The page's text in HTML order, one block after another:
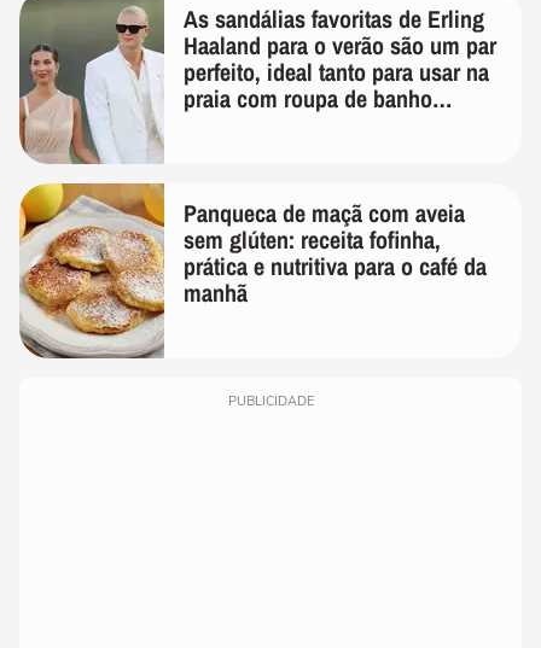
As sandálias favoritas de Erling
Haaland para o verão são um par
perfeito, ideal tanto para usar na
praia com roupa de banho
Panqueca de maçã com aveia
sem glúten: receita fofinha,
prática e nutritiva para o café da
manhã
PUBLICIDADE